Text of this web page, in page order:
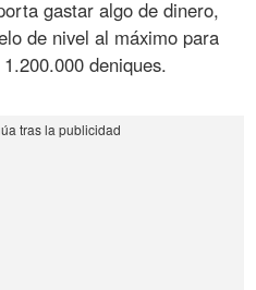
gastar algo de dinero,
de nivel al máximo para
deniques.